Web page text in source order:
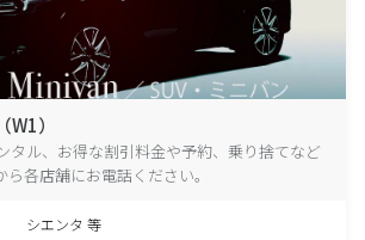
）
タル、お得な割引料金や予約、乗り捨てなど
各店舗にお電話ください。
シエンタ 等